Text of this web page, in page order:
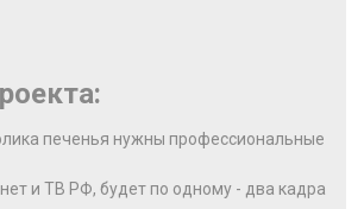
печенья нужны профессиональные
и ТВ РФ, будет по одному - два кадра